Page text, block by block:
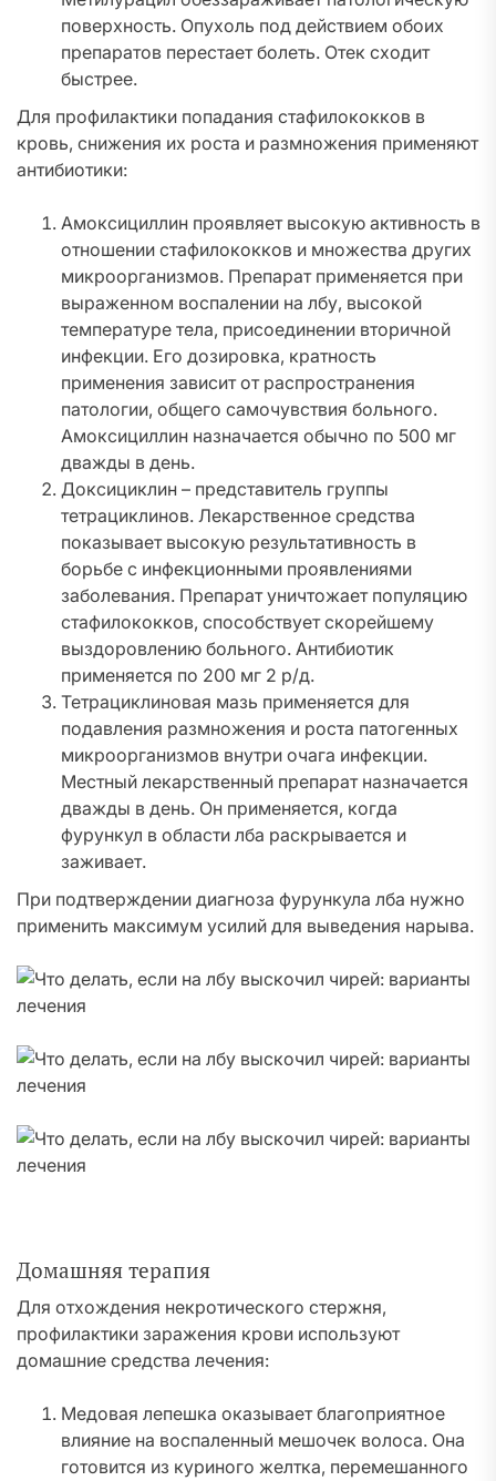
поверхность. Опухоль под действием обоих
препаратов перестает болеть. Отек сходит
быстрее.
Для профилактики попадания стафилококков в
кровь, снижения их роста и размножения применяют
антибиотики:
Амоксициллин проявляет высокую активность в
отношении стафилококков и множества других
микроорганизмов. Препарат применяется при
выраженном воспалении на лбу, высокой
температуре тела, присоединении вторичной
инфекции. Его дозировка, кратность
применения зависит от распространения
патологии, общего самочувствия больного.
Амоксициллин назначается обычно по 500 мг
дважды в день.
Доксициклин – представитель группы
тетрациклинов. Лекарственное средства
показывает высокую результативность в
борьбе с инфекционными проявлениями
заболевания. Препарат уничтожает популяцию
стафилококков, способствует скорейшему
выздоровлению больного. Антибиотик
применяется по 200 мг 2 р/д.
Тетрациклиновая мазь применяется для
подавления размножения и роста патогенных
микроорганизмов внутри очага инфекции.
Местный лекарственный препарат назначается
дважды в день. Он применяется, когда
фурункул в области лба раскрывается и
заживает.
При подтверждении диагноза фурункула лба нужно
применить максимум усилий для выведения нарыва.
Домашняя терапия
Для отхождения некротического стержня,
профилактики заражения крови используют
домашние средства лечения:
Медовая лепешка оказывает благоприятное
влияние на воспаленный мешочек волоса. Она
готовится из куриного желтка, перемешанного